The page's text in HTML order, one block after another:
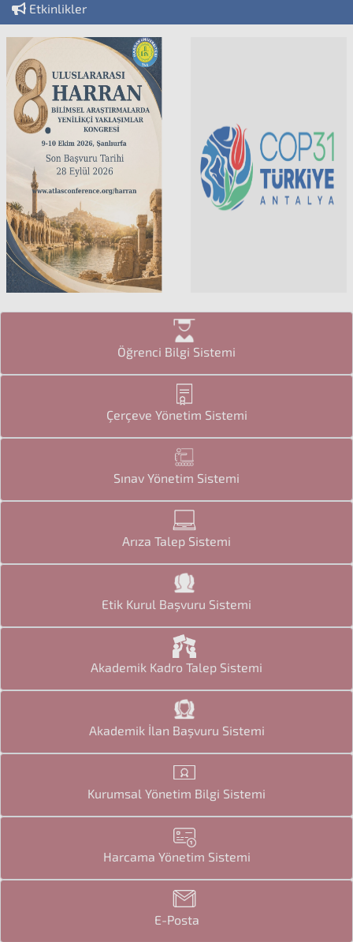
Etkinlikler
Öğrenci Bilgi Sistemi
Çerçeve Yönetim Sistemi
Sınav Yönetim Sistemi
Arıza Talep Sistemi
Etik Kurul Başvuru Sistemi
Akademik Kadro Talep Sistemi
Akademik İlan Başvuru Sistemi
Kurumsal Yönetim Bilgi Sistemi
Harcama Yönetim Sistemi
E-Posta